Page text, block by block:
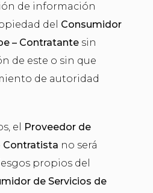
de información
del Consumidor
– Contratante sin
de este o sin que
de autoridad
el
Proveedor de
Contratista no será
propios del
de Servicios de